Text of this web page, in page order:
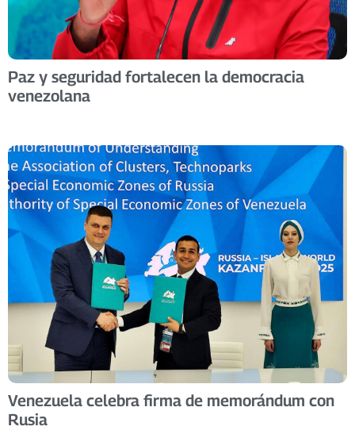
Paz y seguridad fortalecen la democracia
venezolana
Venezuela celebra firma de memorándum con
Rusia